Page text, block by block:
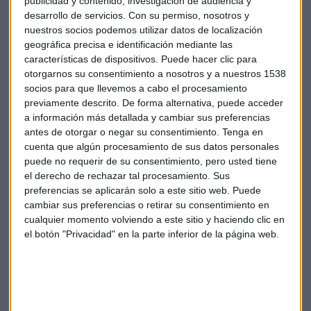
desarrollo de servicios. Con su permiso, nosotros y
nuestros socios podemos utilizar datos de localización
geográfica precisa e identificación mediante las
características de dispositivos. Puede hacer clic para
otorgarnos su consentimiento a nosotros y a nuestros 1538
socios para que llevemos a cabo el procesamiento
previamente descrito. De forma alternativa, puede acceder
a información más detallada y cambiar sus preferencias
antes de otorgar o negar su consentimiento. Tenga en
cuenta que algún procesamiento de sus datos personales
puede no requerir de su consentimiento, pero usted tiene
el derecho de rechazar tal procesamiento. Sus
preferencias se aplicarán solo a este sitio web. Puede
cambiar sus preferencias o retirar su consentimiento en
cualquier momento volviendo a este sitio y haciendo clic en
el botón "Privacidad" en la parte inferior de la página web.
CitiBankpor su parte fue premiado mejor banco global.
Morgan Stanleyobtuvo el premio de mejor banco de
inversión mundial. El mejor banquero del año fue John
Hourican por su brillante gestión con el Banco de
Chipre desde 2013.
El ChinoICBCfue el mejor banco de mercados emergentes y
LLoydsmantiene otro año su posición como mejor entidad
en el Reino Unido y recibe otro premio a la mejor
transformación bancaria a raíz de la acción de su CEO
Antonio-Horta Osorio.UBS recupera el título de mejor
banco global de gestión de activos.